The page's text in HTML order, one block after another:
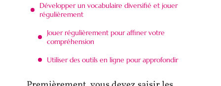
Développer un vocabulaire diversifié et jouer
régulièrement
Jouer régulièrement pour affiner votre
compréhension
Utiliser des outils en ligne pour approfondir